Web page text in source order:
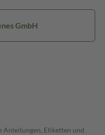
GmbH
Anleitungen, Etiketten und